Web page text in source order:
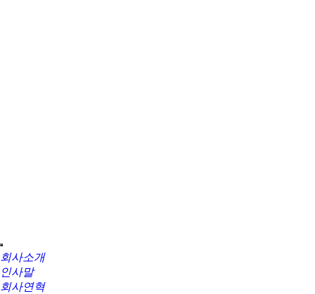
회사소개
인사말
회사연혁